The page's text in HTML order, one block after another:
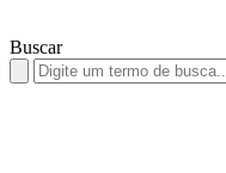
Buscar
Search
for: